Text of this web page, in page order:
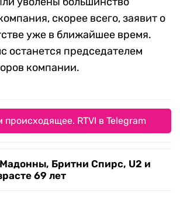
скорее всего, заявит о
уже в ближайшее время.
останется председателем
компании.
происходящее. RTVI в Telegram
Бритни Спирс, U2 и
69 лет